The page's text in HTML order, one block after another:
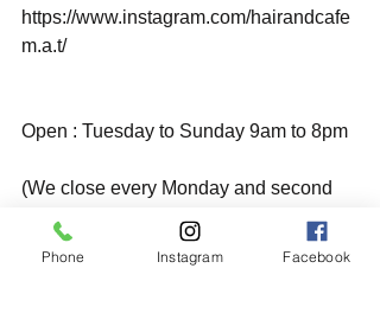
https://www.instagram.com/hairandcafe
m.a.t/
Open : Tuesday to Sunday 9am to 8pm
(We close every Monday and second
Tue of every month.If Monday and Sec
Tue is a national holiday,then the next
Phone Instagram Facebook